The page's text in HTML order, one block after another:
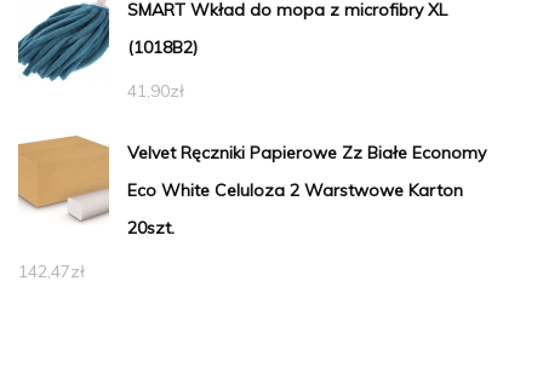
SMART Wkład do mopa z microfibry XL
(1018B2)
41,90zł
Velvet Ręczniki Papierowe Zz Białe Economy
Eco White Celuloza 2 Warstwowe Karton
20szt.
142,47zł